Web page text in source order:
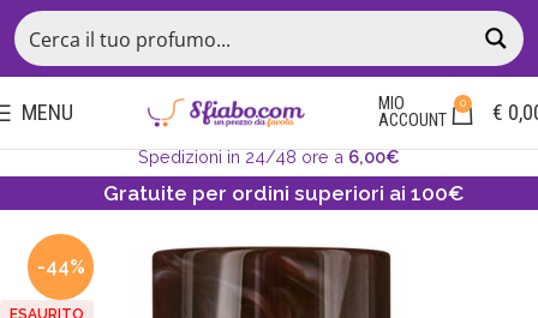
MENU
MIO
ACCOUNT
0 €
Spedizioni in 24/48 ore a6,00€
Gratuite per ordini superiori ai 100€
-44%
ESAURITO